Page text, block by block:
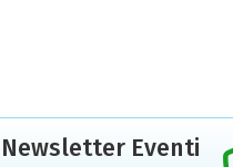
Newsletter Eventi